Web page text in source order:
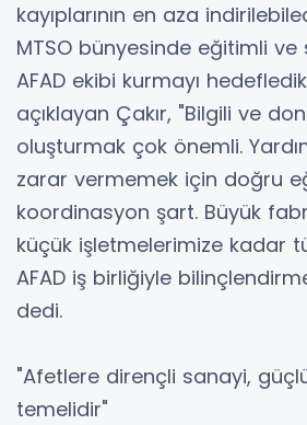
kayıplarının en aza
MTSO bünyesinde eğitimli ve
AFAD ekibi kurmayı
açıklayan Çakır, "Bilgili ve
oluşturmak çok önemli.
zarar vermemek için doğru
koordinasyon şart. Büyük
küçük işletmelerimize kadar
AFAD iş birliğiyle
dedi.
"Afetlere dirençli sanayi,
temelidir"